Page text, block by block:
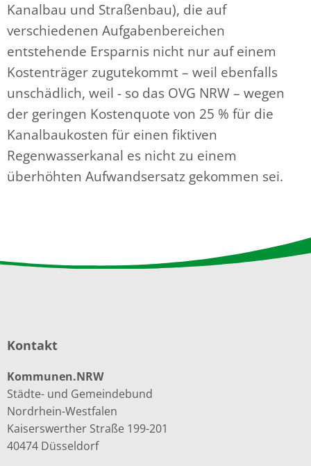
Kanalbau und Straßenbau), die auf
verschiedenen Aufgabenbereichen
entstehende Ersparnis nicht nur auf einem
Kostenträger zugutekommt – weil ebenfalls
unschädlich, weil - so das OVG NRW – wegen
der geringen Kostenquote von 25 % für die
Kanalbaukosten für einen fiktiven
Regenwasserkanal es nicht zu einem
überhöhten Aufwandsersatz gekommen sei.
Kontakt
Kommunen.NRW
Städte- und Gemeindebund
Nordrhein-Westfalen
Kaiserswerther Straße 199-201
40474 Düsseldorf